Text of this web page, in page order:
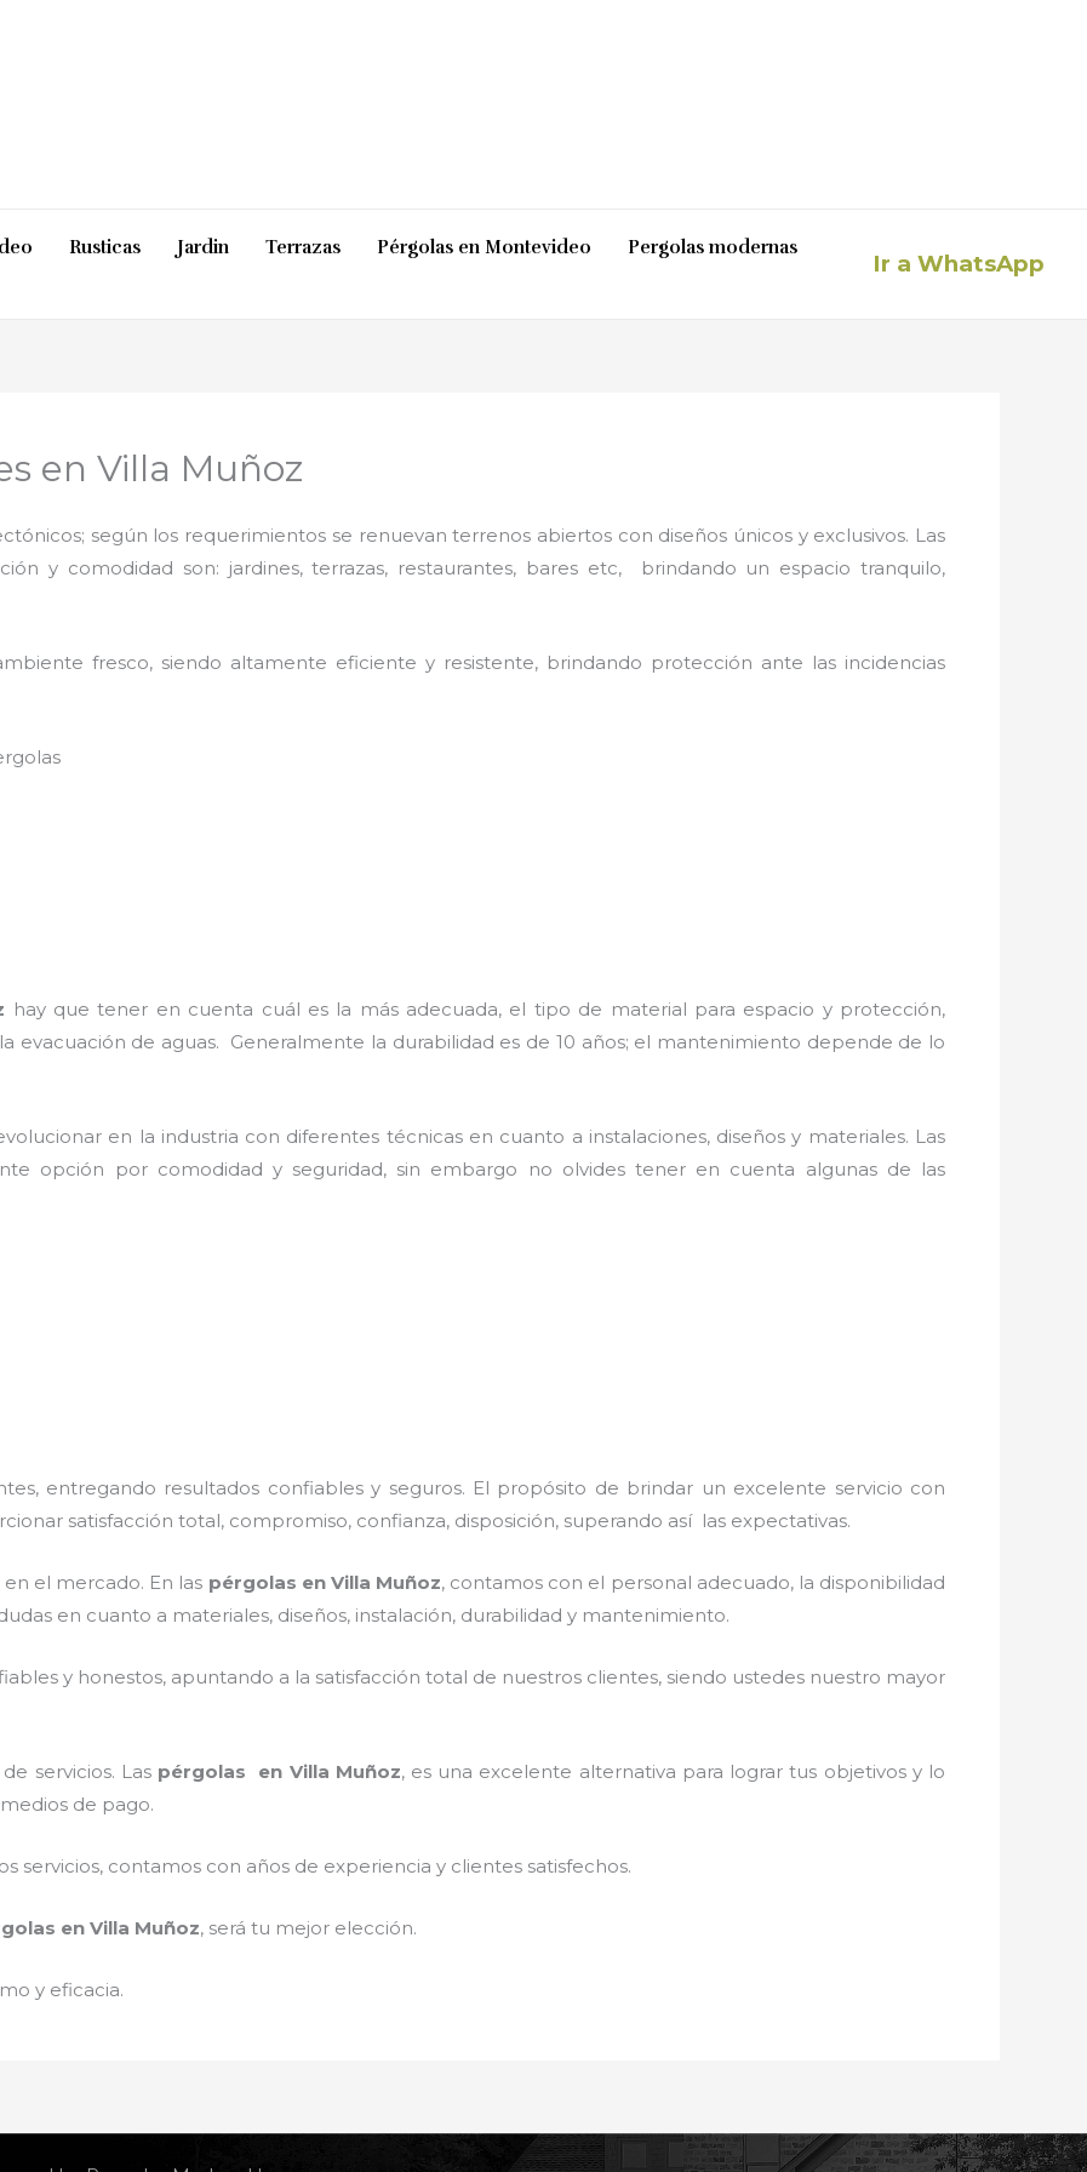
Rusticas Jardin Terrazas Pérgolas en Montevideo
Pergolas modernas
Ir a WhatsApp
en Villa Muñoz
según los requerimientos se renuevan terrenos abiertos con diseños únicos y exclusivos. Las
y comodidad son: jardines, terrazas, restaurantes, bares etc, brindando un espacio tranquilo,
fresco, siendo altamente eficiente y resistente, brindando protección ante las incidencias
hay que tener en cuenta cuál es la más adecuada, el tipo de material para espacio y protección,
evacuación de aguas. Generalmente la durabilidad es de 10 años; el mantenimiento depende de lo
en la industria con diferentes técnicas en cuanto a instalaciones, diseños y materiales. Las
opción por comodidad y seguridad, sin embargo no olvides tener en cuenta algunas de las
entregando resultados confiables y seguros. El propósito de brindar un excelente servicio con
satisfacción total, compromiso, confianza, disposición, superando así las expectativas.
el mercado. En las pérgolas en Villa Muñoz, contamos con el personal adecuado, la disponibilidad
en cuanto a materiales, diseños, instalación, durabilidad y mantenimiento.
y honestos, apuntando a la satisfacción total de nuestros clientes, siendo ustedes nuestro mayor
servicios. Las pérgolas en Villa Muñoz, es una excelente alternativa para lograr tus objetivos y lo
de pago.
servicios, contamos con años de experiencia y clientes satisfechos.
en Villa Muñoz, será tu mejor elección.
y eficacia.